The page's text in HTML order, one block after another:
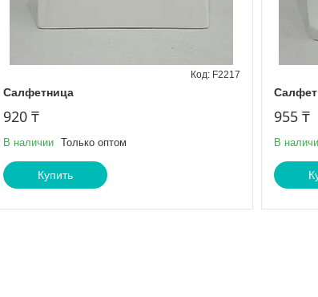
Салфетница
F2217
920 ₸
В наличии Только оптом
Купить
955 ₸
В